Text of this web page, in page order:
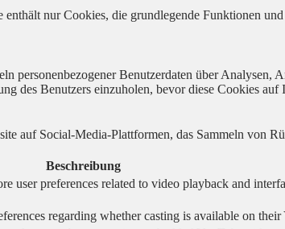
nur Cookies, die grundlegende Funktionen
Benutzerdaten über Analysen,
des Benutzers einzuholen, bevor diese Cookies auf
auf Social-Media-Plattformen, das Sammeln von
Beschreibung
user preferences related to video playback and
regarding whether casting is available on